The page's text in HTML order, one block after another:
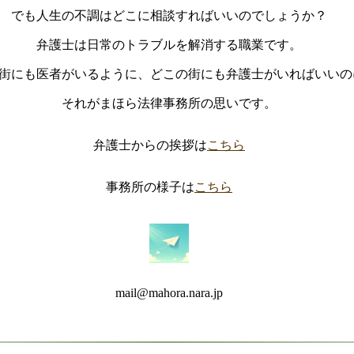
でも人生の不調はどこに相談すればいいのでしょうか？
弁護士は日常のトラブルを解消する職業です。
にも医者がいるように、どこの街にも弁護士がいればいい
それがまほら法律事務所の思いです。
弁護士からの挨拶はこちら
事務所の様子はこちら
mail@mahora.nara.jp